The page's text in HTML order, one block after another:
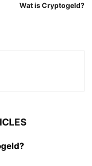
Wat is Cryptogeld?